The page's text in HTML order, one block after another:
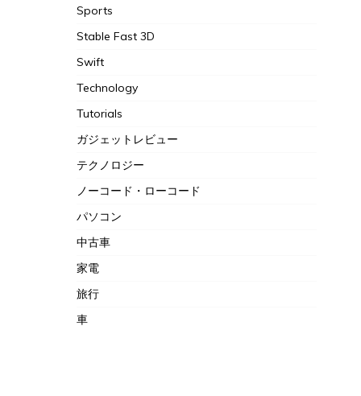
Sports
Stable Fast 3D
Swift
Technology
Tutorials
ガジェットレビュー
テクノロジー
ノーコード・ローコード
パソコン
中古車
家電
旅行
車